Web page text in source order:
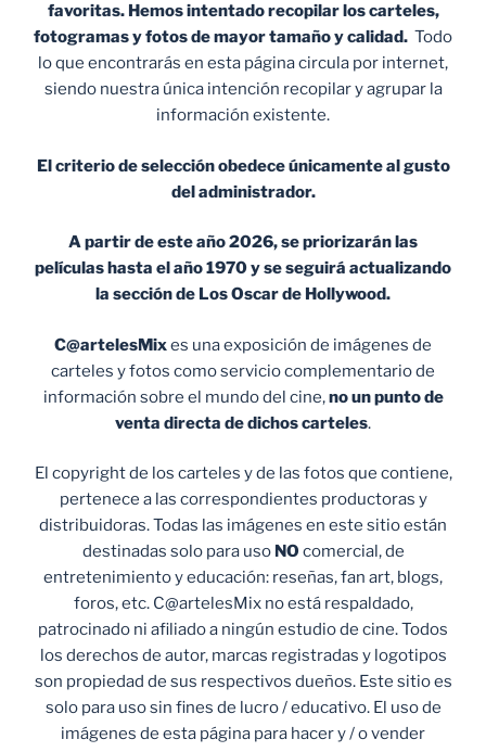
favoritas. Hemos intentado recopilar los carteles,
fotogramas y fotos de mayor tamaño y calidad. Todo
lo que encontrarás en esta página circula por internet,
siendo nuestra única intención recopilar y agrupar la
información existente.
El criterio de selección obedece únicamente al gusto
del administrador.
A partir de este año 2026, se priorizarán las
películas hasta el año 1970 y se seguirá actualizando
la sección de Los Oscar de Hollywood.
C@artelesMixes una exposición de imágenes de
carteles y fotos como servicio complementario de
información sobre el mundo del cine,no un punto de
venta directa de dichos carteles.
El copyright de los carteles y de las fotos que contiene,
pertenece a las correspondientes productoras y
distribuidoras. Todas las imágenes en este sitio están
destinadas solo para uso NO comercial, de
entretenimiento y educación: reseñas, fan art, blogs,
foros, etc. C@artelesMix no está respaldado,
patrocinado ni afiliado a ningún estudio de cine. Todos
los derechos de autor, marcas registradas y logotipos
son propiedad de sus respectivos dueños. Este sitio es
solo para uso sin fines de lucro / educativo. El uso de
imágenes de esta página para hacer y / o vender